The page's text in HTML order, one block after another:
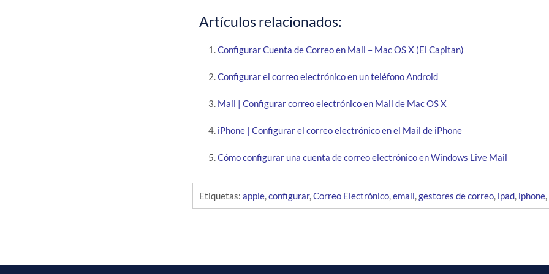
Artículos relacionados:
Configurar Cuenta de Correo en Mail – Mac OS X (El Capitan)
Configurar el correo electrónico en un teléfono Android
Mail | Configurar correo electrónico en Mail de Mac OS X
iPhone | Configurar el correo electrónico en el Mail de iPhone
Cómo configurar una cuenta de correo electrónico en Windows Live Mail
Etiquetas: apple,configurar,Correo Electrónico,email,gestores de correo, ipad, iphone,